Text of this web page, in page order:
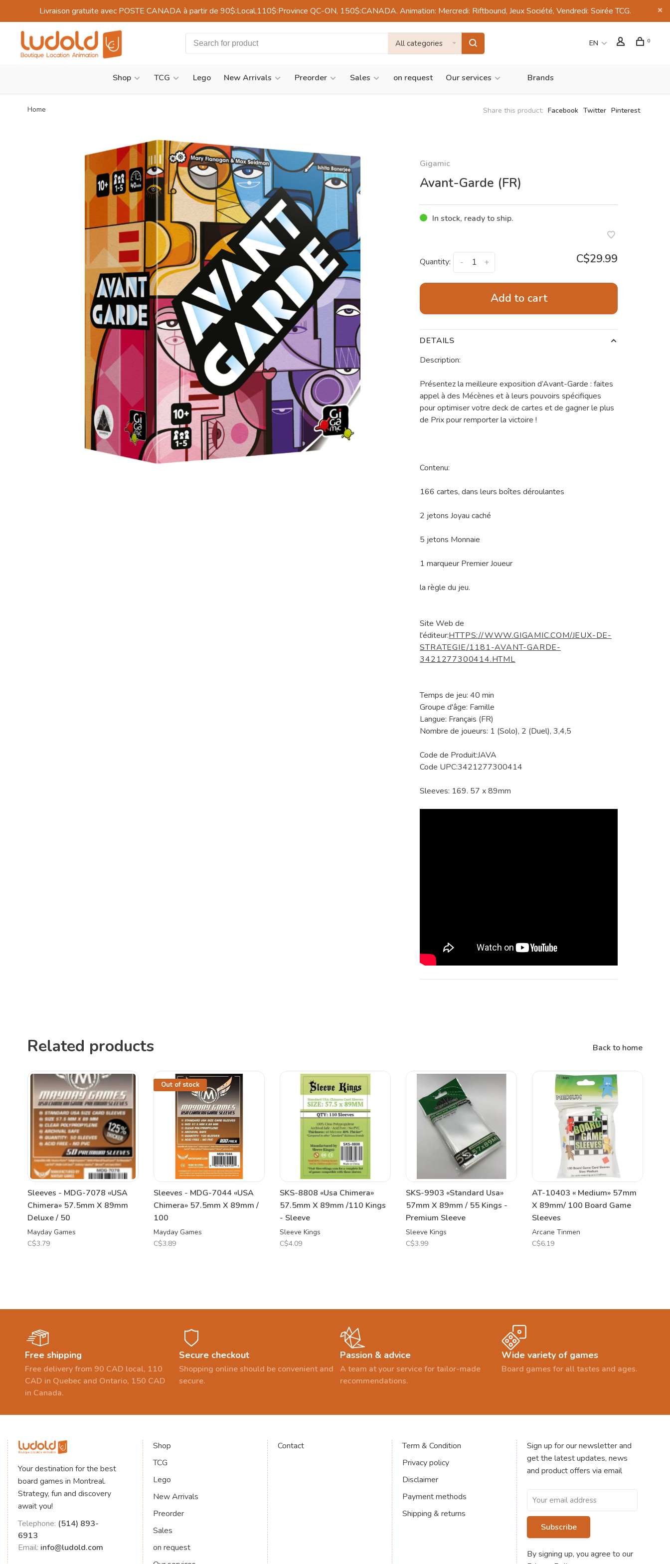
Livraison gratuite avec POSTE CANADA à partir de 90$:Local,110$:Province QC-ON, 150$:CANADA. Animation: Mercredi: Riftbound, Jeux Société, Vendredi: Soirée TCG.
All categories EN 0
Shop TCG Lego New Arrivals Preorder Sales on request Our services Brands
Home Share this product: Facebook Twitter Pinterest
Gigamic
Avant-Garde (FR)
In stock, ready to ship.
Quantity: +
- C$29.99
Add to cart
DETAILS
Description:
Présentez la meilleure exposition d’Avant-Garde : faites
appel à des Mécènes et à leurs pouvoirs spécifiques
pour optimiser votre deck de cartes et de gagner le plus
de Prix pour remporter la victoire !
Contenu:
166 cartes, dans leurs boîtes déroulantes
2 jetons Joyau caché
5 jetons Monnaie
1 marqueur Premier Joueur
la règle du jeu.
Site Web de
l'éditeur:HTTPS://WWW.GIGAMIC.COM/JEUX-DE-
STRATEGIE/1181-AVANT-GARDE-
3421277300414.HTML
Temps de jeu: 40 min
Groupe d'âge: Famille
Langue: Français (FR)
Nombre de joueurs: 1 (Solo), 2 (Duel), 3,4,5
Code de Produit:JAVA
Code UPC:3421277300414
Sleeves: 169. 57 x 89mm
Related products Back to home
Sleeves - MDG-7078 «USA
Chimera» 57.5mm X 89mm
Deluxe / 50
Mayday Games
C$3.79
Out of stock
Sleeves - MDG-7044 «USA
Chimera» 57.5mm X 89mm /
100
Mayday Games
C$3.89
SKS-8808 «Usa Chimera»
57.5mm X 89mm /110 Kings
- Sleeve
Sleeve Kings
C$4.09
SKS-9903 «Standard Usa»
57mm X 89mm / 55 Kings -
Premium Sleeve
Sleeve Kings
C$3.99
AT-10403 « Medium» 57mm
X 89mm/ 100 Board Game
Sleeves
Arcane Tinmen
C$6.19
Free shipping
Free delivery from 90 CAD local, 110
CAD in Quebec and Ontario, 150 CAD
in Canada.
Secure checkout
Shopping online should be convenient and
secure.
Passion & advice
A team at your service for tailor-made
recommendations.
Wide variety of games
Board games for all tastes and ages.
Your destination for the best
board games in Montreal.
Strategy, fun and discovery
await you!
Telephone: (514) 893-
6913
Email: info@ludold.com
Shop
TCG
Lego
New Arrivals
Preorder
Sales
on request
Contact
Term & Condition
Privacy policy
Disclaimer
Payment methods
Shipping & returns
Sign up for our newsletter and
get the latest updates, news
and product offers via email
Subscribe
By signing up, you agree to our